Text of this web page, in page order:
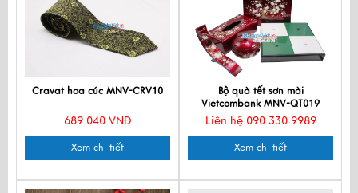
Cravat hoa cúc MNV-CRV10
689.040 VNĐ
Xem chi tiết
Bộ quà tết sơn mài
Vietcombank MNV-QT019
Liên hệ 090 330 9989
Xem chi tiết